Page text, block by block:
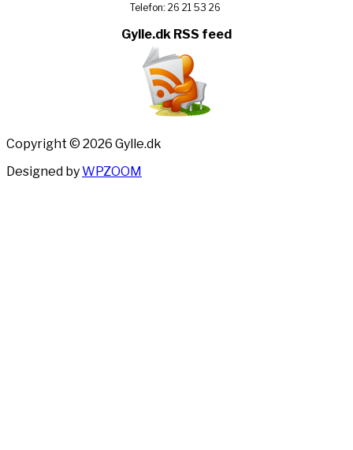
Telefon: 26 21 53 26
Gylle.dk RSS feed
Copyright © 2026 Gylle.dk
Designed byWPZOOM